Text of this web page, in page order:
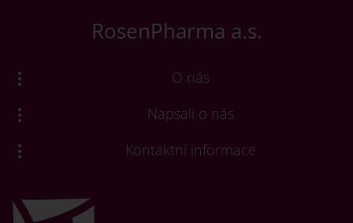
RosenPharma a.s.
O nás
Napsali o nás
Kontaktní informace